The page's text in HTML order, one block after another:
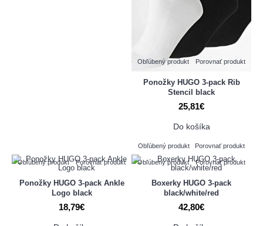
Obľúbený produkt Porovnať produkt
Ponožky HUGO 3-pack Rib
Stencil black
25,81€
Do košíka
Obľúbený produkt Porovnať produkt
Obľúbený produkt Porovnať produkt
Ponožky HUGO 3-pack Ankle
Logo black
18,79€
Obľúbený produkt Porovnať produkt
Boxerky HUGO 3-pack
black/white/red
42,80€